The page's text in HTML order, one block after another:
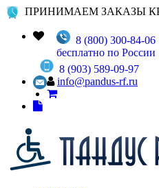
ПРИНИМАЕМ ЗАКАЗЫ
8 (800) 300-84-06
бесплатно по России
8 (903) 589-09-97
info@pandus-rf.ru